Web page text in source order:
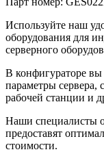
Используйте наш
оборудования для
серверного
В конфигураторе вы
параметры сервера,
рабочей станции и
Наши специалисты
предоставят
стоимости.